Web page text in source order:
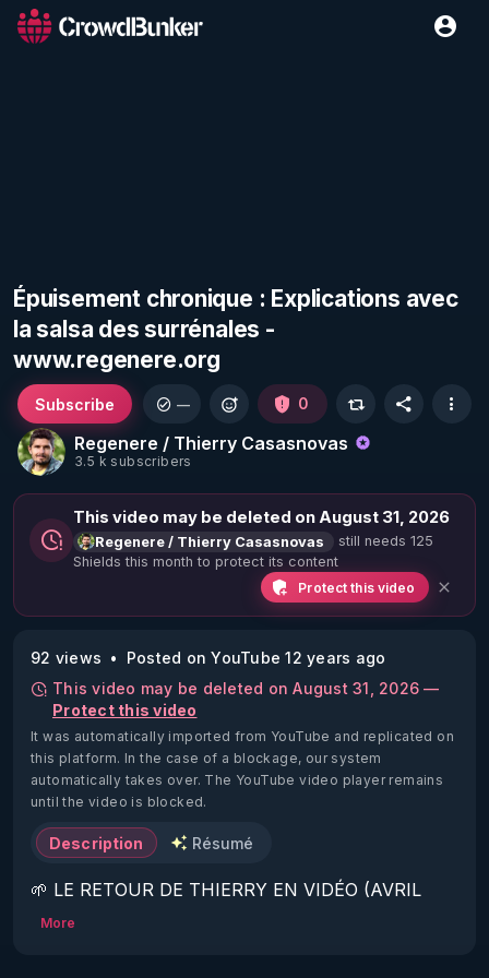
Épuisement chronique : Explications avec
la salsa des surrénales -
www.regenere.org
Regenere / Thierry Casasnovas
3.5 k subscribers
Subscribe — 0
This video may be deleted on August 31, 2026
Regenere / Thierry Casasnovas
still needs 125
Shields this month to protect its content
Protect this video
92 views
Posted on YouTube 12 years ago
This video may be deleted on August 31, 2026 —
Protect this video
It was automatically imported from YouTube and replicated on
this platform. In the case of a blockage, our system
automatically takes over. The YouTube video player remains
until the video is blocked.
Description Résumé
🌱 LE RETOUR DE THIERRY EN VIDÉO (AVRIL
2022)!
More